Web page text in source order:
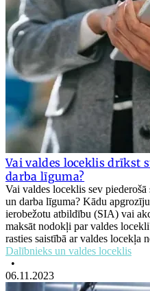
Vai valdes loceklis drīkst
darba līguma?
Vai valdes loceklis sev
un darba līguma? Kādu
ierobežotu atbildību (SIA) vai
maksāt nodokļi par valdes
rasties saistībā ar valdes locekļa
Dalībnieks un valdes loceklis
•
06.11.2023